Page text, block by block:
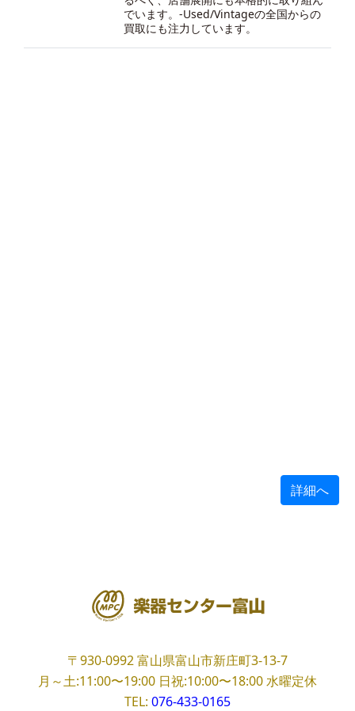
でいます。-Used/Vintageの全国からの
買取にも注力しています。
詳細へ
〒930-0992富山県富山市新庄町3-13-7
月～土:11:00〜19:00 日祝:10:00〜18:00水曜定休
TEL: 076-433-0165